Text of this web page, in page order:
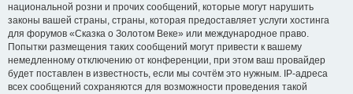
национальной розни и прочих сообщений, которые могут нарушить
законы вашей страны, страны, которая предоставляет услуги хостинга
для форумов «Сказка о Золотом Веке» или международное право.
Попытки размещения таких сообщений могут привести к вашему
немедленному отключению от конференции, при этом ваш провайдер
будет поставлен в известность, если мы сочтём это нужным. IP-адреса
всех сообщений сохраняются для возможности проведения такой